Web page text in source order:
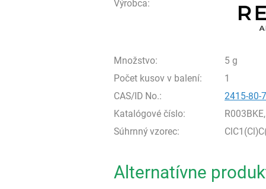
Výrobca:
Množstvo:
5 g
Počet kusov v balení:
1
CAS/ID No.:
2415-80-7
Katalógové číslo:
Súhrnný vzorec:
Alternatívne